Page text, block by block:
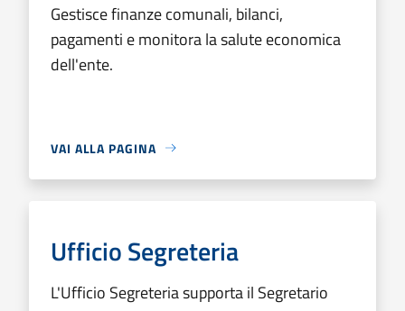
Gestisce finanze comunali, bilanci,
pagamenti e monitora la salute economica
dell'ente.
VAI ALLA PAGINA
Ufficio Segreteria
L'Ufficio Segreteria supporta il Segretario